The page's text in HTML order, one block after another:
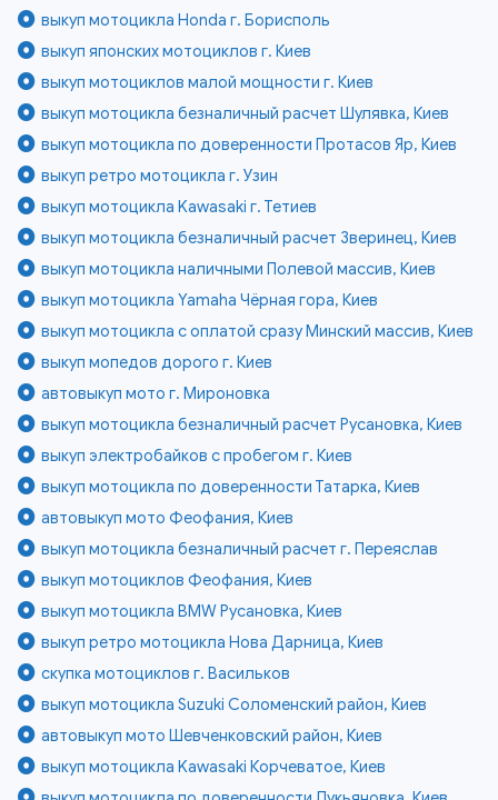
выкуп мотоцикла Honda г. Борисполь
выкуп японских мотоциклов г. Киев
выкуп мотоциклов малой мощности г. Киев
выкуп мотоцикла безналичный расчет Шулявка, Киев
выкуп мотоцикла по доверенности Протасов Яр, Киев
выкуп ретро мотоцикла г. Узин
выкуп мотоцикла Kawasaki г. Тетиев
выкуп мотоцикла безналичный расчет Зверинец, Киев
выкуп мотоцикла наличными Полевой массив, Киев
выкуп мотоцикла Yamaha Чёрная гора, Киев
выкуп мотоцикла с оплатой сразу Минский массив, Киев
выкуп мопедов дорого г. Киев
автовыкуп мото г. Мироновка
выкуп мотоцикла безналичный расчет Русановка, Киев
выкуп электробайков с пробегом г. Киев
выкуп мотоцикла по доверенности Татарка, Киев
автовыкуп мото Феофания, Киев
выкуп мотоцикла безналичный расчет г. Переяслав
выкуп мотоциклов Феофания, Киев
выкуп мотоцикла BMW Русановка, Киев
выкуп ретро мотоцикла Нова Дарница, Киев
скупка мотоциклов г. Васильков
выкуп мотоцикла Suzuki Соломенский район, Киев
автовыкуп мото Шевченковский район, Киев
выкуп мотоцикла Kawasaki Корчеватое, Киев